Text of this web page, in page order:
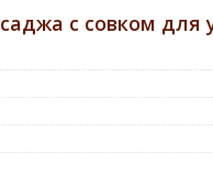
с совком для